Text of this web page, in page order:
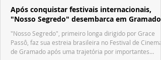
Após conquistar festivais internacionais,
"Nosso Segredo" desembarca em Gramado
"Nosso Segredo", primeiro longa dirigido por Grace
Passô, faz sua estreia brasileira no Festival de Cinema
de Gramado após uma trajetória por importantes